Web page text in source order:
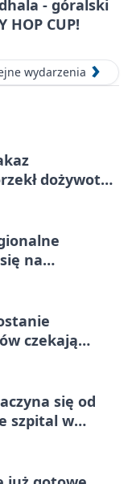
- góralski
HOP CUP!
wydarzenia
dożywotni
na
czekają
się od
szpital w